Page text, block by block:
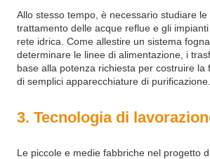
Allo stesso tempo, è necessario studiare le
trattamento delle acque reflue e gli
rete idrica. Come allestire un sistema
determinare le linee di alimentazione, i
base alla potenza richiesta per costruire la
di semplici apparecchiature di purificazione.
3. Tecnologia di
Le piccole e medie fabbriche nel progetto